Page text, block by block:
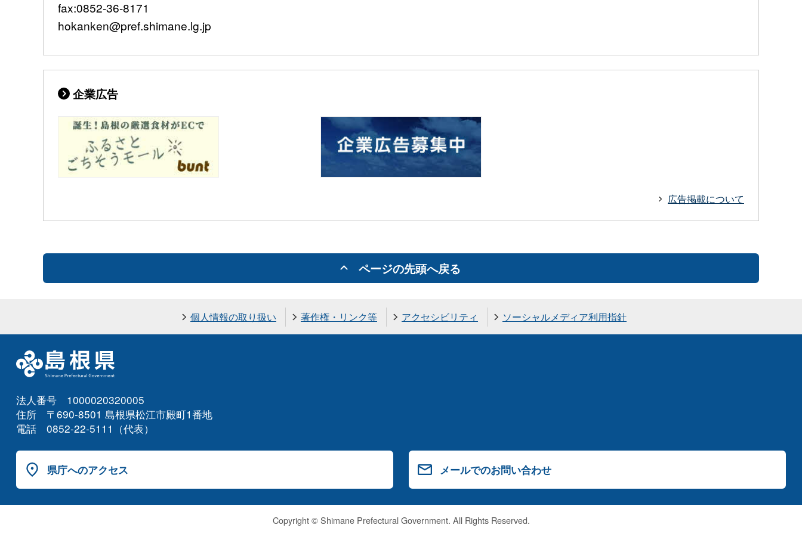
fax:0852-36-8171
hokanken@pref.shimane.lg.jp
企業広告
広告掲載について
ページの先頭へ戻る
個人情報の取り扱い 著作権・リンク等 アクセシビリティ ソーシャルメディア利用指針
法人番号 1000020320005
住所 〒690-8501 島根県松江市殿町1番地
電話 0852-22-5111（代表）
県庁へのアクセス メールでのお問い合わせ
Copyright © Shimane Prefectural Government. All Rights Reserved.